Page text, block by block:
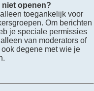
niet openen?
toegankelijk voor
Om berichten
je speciale permissies
van moderators of
degene met wie je